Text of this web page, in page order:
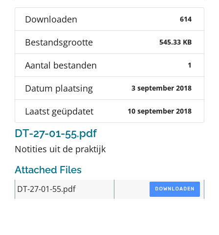
Over Dth
Contact
Downloaden 614
Bestandsgrootte 545.33 KB
Aantal bestanden 1
Datum plaatsing 3 september 2018
Laatst geüpdatet 10 september 2018
DT-27-01-55.pdf
Notities uit de praktijk
Attached Files
DT-27-01-55.pdf DOWNLOADEN